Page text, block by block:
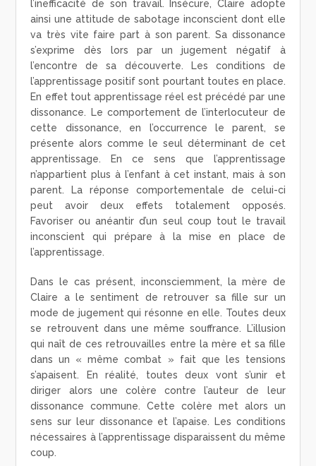
l’inefficacité de son travail. Insécure, Claire adopte
ainsi une attitude de sabotage inconscient dont elle
va très vite faire part à son parent. Sa dissonance
s’exprime dès lors par un jugement négatif à
l’encontre de sa découverte. Les conditions de
l’apprentissage positif sont pourtant toutes en place.
En effet tout apprentissage réel est précédé par une
dissonance. Le comportement de l’interlocuteur de
cette dissonance, en l’occurrence le parent, se
présente alors comme le seul déterminant de cet
apprentissage. En ce sens que l’apprentissage
n’appartient plus à l’enfant à cet instant, mais à son
parent. La réponse comportementale de celui-ci
peut avoir deux effets totalement opposés.
Favoriser ou anéantir d’un seul coup tout le travail
inconscient qui prépare à la mise en place de
l’apprentissage.
Dans le cas présent, inconsciemment, la mère de
Claire a le sentiment de retrouver sa fille sur un
mode de jugement qui résonne en elle. Toutes deux
se retrouvent dans une même souffrance. L’illusion
qui naît de ces retrouvailles entre la mère et sa fille
dans un « même combat » fait que les tensions
s’apaisent. En réalité, toutes deux vont s’unir et
diriger alors une colère contre l’auteur de leur
dissonance commune. Cette colère met alors un
sens sur leur dissonance et l’apaise. Les conditions
nécessaires à l’apprentissage disparaissent du même
coup.